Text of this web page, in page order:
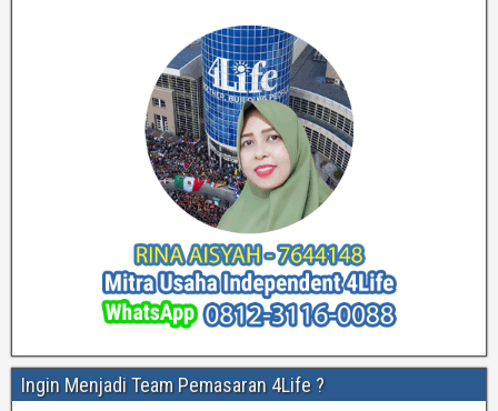
Ingin Menjadi Team Pemasaran 4Life ?